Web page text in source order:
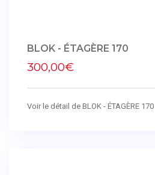
BLOK - ÉTAGÈRE 170
300,00€
Voir le détail de BLOK - ÉTAGÈRE 170